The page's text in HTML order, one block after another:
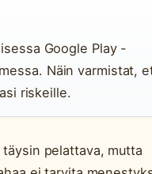
Google Play -
Näin varmistat,
riskeille.
pelattava, mutta